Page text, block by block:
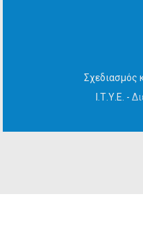
Σχεδιασμός
Ι.Τ.Υ.Ε. -